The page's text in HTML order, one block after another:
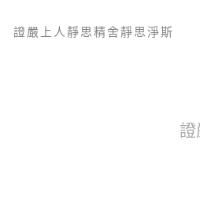
證嚴上人 靜思精舍靜思淨斯
證